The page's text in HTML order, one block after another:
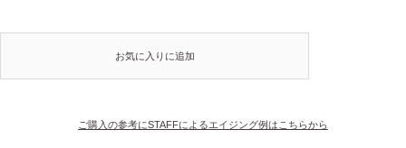
お気に入りに追加
ご購入の参考にSTAFFによるエイジング例はこちらから